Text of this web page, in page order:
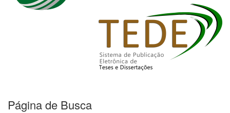
Página de Busca